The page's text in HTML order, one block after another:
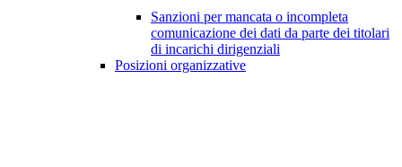
Sanzioni per mancata o incompleta
comunicazione dei dati da parte dei titolari
di incarichi dirigenziali
Posizioni organizzative